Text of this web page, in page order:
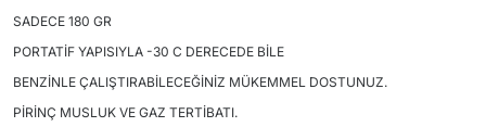
SADECE 180 GR
PORTATİF YAPISIYLA -30 C DERECEDE BİLE
BENZİNLE ÇALIŞTIRABİLECEĞİNİZ MÜKEMMEL DOSTUNUZ.
PİRİNÇ MUSLUK VE GAZ TERTİBATI.